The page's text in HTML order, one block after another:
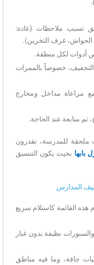
وتحديد أكثر 5 مناطق تسبب ملاحظات (عادة:
الحواش، غرف التخزين).
أدوات لكل منطقة.
خصوصاً بالممرات
مع مراعاة مداخل ومخارج
ثم متابعة عند الحاجة.
ملحقة للمدرسة، تقدرون
بابها بحيث يكون التنسيق
المدارس
القائمة كاستلام سريع
نظيفة بدون غبار
جافة، وما فيه مناطق